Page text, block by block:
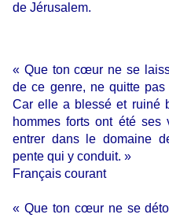
de Jérusalem.
« Que ton cœur ne se
de ce genre, ne quitte
Car elle a blessé et ruiné
hommes forts ont été ses
entrer dans le domaine
pente qui y conduit. »
Français courant
« Que ton cœur ne se